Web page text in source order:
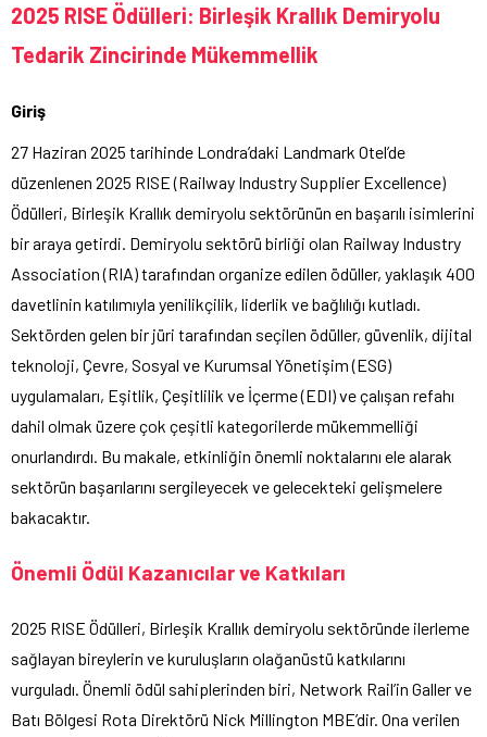
2025 RISE Ödülleri: Birleşik Krallık Demiryolu
Tedarik Zincirinde Mükemmellik
Giriş
27 Haziran 2025 tarihinde Londra’daki Landmark Otel’de
düzenlenen 2025 RISE (Railway Industry Supplier Excellence)
Ödülleri, Birleşik Krallık demiryolu sektörünün en başarılı isimlerini
bir araya getirdi. Demiryolu sektörü birliği olan Railway Industry
Association (RIA) tarafından organize edilen ödüller, yaklaşık 400
davetlinin katılımıyla yenilikçilik, liderlik ve bağlılığı kutladı.
Sektörden gelen bir jüri tarafından seçilen ödüller, güvenlik, dijital
teknoloji, Çevre, Sosyal ve Kurumsal Yönetişim (ESG)
uygulamaları, Eşitlik, Çeşitlilik ve İçerme (EDI) ve çalışan refahı
dahil olmak üzere çok çeşitli kategorilerde mükemmelliği
onurlandırdı. Bu makale, etkinliğin önemli noktalarını ele alarak
sektörün başarılarını sergileyecek ve gelecekteki gelişmelere
bakacaktır.
Önemli Ödül Kazanıcılar ve Katkıları
2025 RISE Ödülleri, Birleşik Krallık demiryolu sektöründe ilerleme
sağlayan bireylerin ve kuruluşların olağanüstü katkılarını
vurguladı. Önemli ödül sahiplerinden biri, Network Rail’in Galler ve
Batı Bölgesi Rota Direktörü Nick Millington MBE’dir. Ona verilen